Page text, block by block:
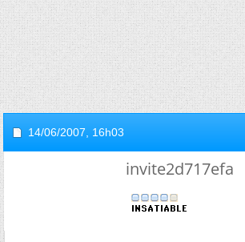
14/06/2007, 16h03
invite2d717efa